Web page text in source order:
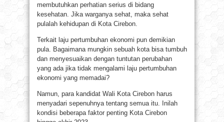
membutuhkan perhatian serius di bidang
kesehatan. Jika warganya sehat, maka sehat
pulalah kehidupan di Kota Cirebon.
Terkait laju pertumbuhan ekonomi pun demikian
pula. Bagaimana mungkin sebuah kota bisa tumbuh
dan menyesuaikan dengan tuntutan perubahan
yang ada jika tidak mengalami laju pertumbuhan
ekonomi yang memadai?
Namun, para kandidat Wali Kota Cirebon harus
menyadari sepenuhnya tentang semua itu. Inilah
kondisi beberapa faktor penting Kota Cirebon